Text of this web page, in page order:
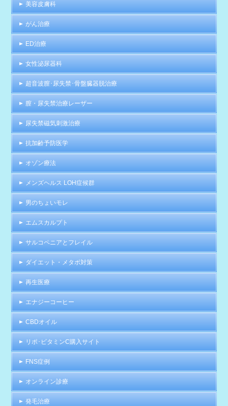
美容皮膚科
がん治療
ED治療
女性泌尿器科
超音波膣･尿失禁･骨盤臓器脱治療
膣・尿失禁治療レーザー
尿失禁磁気刺激治療
抗加齢予防医学
オゾン療法
メンズヘルス LOH症候群
男のちょいモレ
エムスカルプト
サルコペニアとフレイル
ダイエット・メタボ対策
再生医療
エナジーコーヒー
CBDオイル
リポ･ビタミンC購入サイト
FNS症例
オンライン診療
発毛治療